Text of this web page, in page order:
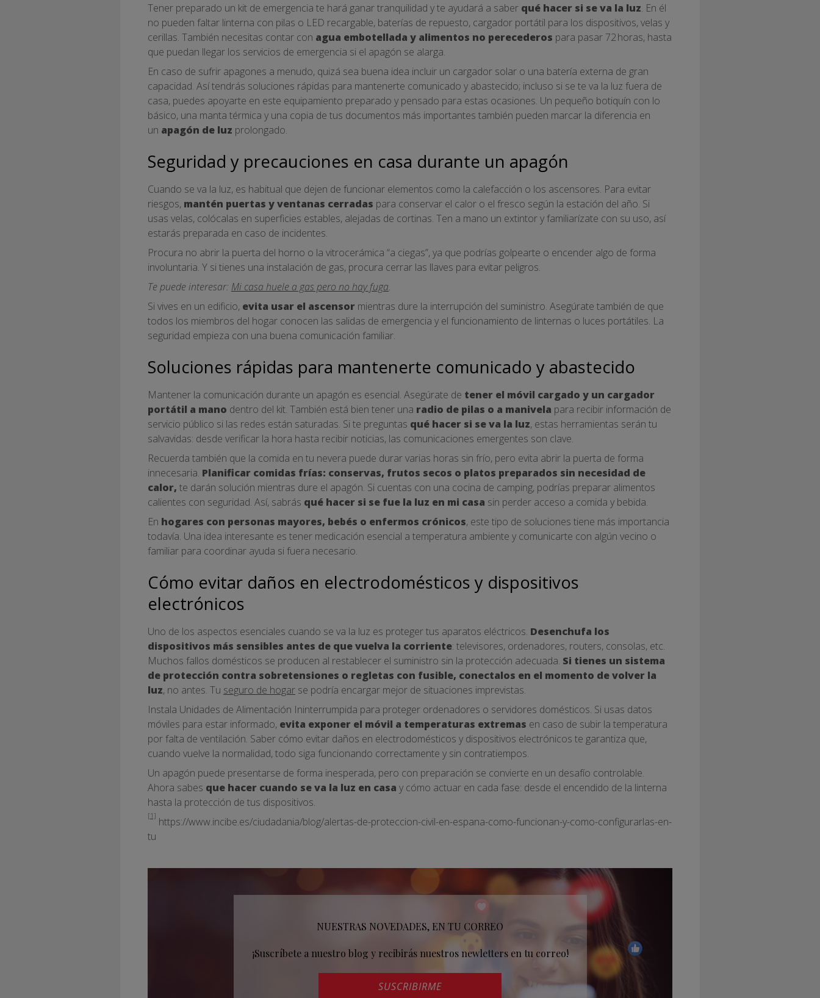
Tener preparado un kit de emergencia te hará ganar tranquilidad y te ayudará a saber qué hacer si se va la luz. En él
no pueden faltar linterna con pilas o LED recargable, baterías de repuesto, cargador portátil para los dispositivos, velas y
cerillas. También necesitas contar con agua embotellada y alimentos no perecederos para pasar 72 horas, hasta
que puedan llegar los servicios de emergencia si el apagón se alarga.
En caso de sufrir apagones a menudo, quizá sea buena idea incluir un cargador solar o una batería externa de gran
capacidad. Así tendrás soluciones rápidas para mantenerte comunicado y abastecido; incluso si se te va la luz fuera de
casa, puedes apoyarte en este equipamiento preparado y pensado para estas ocasiones. Un pequeño botiquín con lo
básico, una manta térmica y una copia de tus documentos más importantes también pueden marcar la diferencia en
un apagón de luz prolongado.
Seguridad y precauciones en casa durante un apagón
Cuando se va la luz, es habitual que dejen de funcionar elementos como la calefacción o los ascensores. Para evitar
riesgos, mantén puertas y ventanas cerradas para conservar el calor o el fresco según la estación del año. Si
usas velas, colócalas en superficies estables, alejadas de cortinas. Ten a mano un extintor y familiarízate con su uso, así
estarás preparada en caso de incidentes.
Procura no abrir la puerta del horno o la vitrocerámica “a ciegas”, ya que podrías golpearte o encender algo de forma
involuntaria. Y si tienes una instalación de gas, procura cerrar las llaves para evitar peligros.
Te puede interesar: Mi casa huele a gas pero no hay fuga.
Si vives en un edificio, evita usar el ascensor mientras dure la interrupción del suministro. Asegúrate también de que
todos los miembros del hogar conocen las salidas de emergencia y el funcionamiento de linternas o luces portátiles. La
seguridad empieza con una buena comunicación familiar.
Soluciones rápidas para mantenerte comunicado y abastecido
Mantener la comunicación durante un apagón es esencial. Asegúrate de tener el móvil cargado y un cargador
portátil a mano dentro del kit. También está bien tener una radio de pilas o a manivela para recibir información de
servicio público si las redes están saturadas. Si te preguntas qué hacer si se va la luz, estas herramientas serán tu
salvavidas: desde verificar la hora hasta recibir noticias, las comunicaciones emergentes son clave.
Recuerda también que la comida en tu nevera puede durar varias horas sin frío, pero evita abrir la puerta de forma
innecesaria. Planificar comidas frías: conservas, frutos secos o platos preparados sin necesidad de
calor, te darán solución mientras dure el apagón. Si cuentas con una cocina de camping, podrías preparar alimentos
calientes con seguridad. Así, sabrás qué hacer si se fue la luz en mi casa sin perder acceso a comida y bebida.
En hogares con personas mayores, bebés o enfermos crónicos, este tipo de soluciones tiene más importancia
todavía. Una idea interesante es tener medicación esencial a temperatura ambiente y comunicarte con algún vecino o
familiar para coordinar ayuda si fuera necesario.
Cómo evitar daños en electrodomésticos y dispositivos
electrónicos
Uno de los aspectos esenciales cuando se va la luz es proteger tus aparatos eléctricos. Desenchufa los
dispositivos más sensibles antes de que vuelva la corriente: televisores, ordenadores, routers, consolas, etc.
Muchos fallos domésticos se producen al restablecer el suministro sin la protección adecuada. Si tienes un sistema
de protección contra sobretensiones o regletas con fusible, conectalos en el momento de volver la
luz, no antes. Tu seguro de hogar se podría encargar mejor de situaciones imprevistas.
Instala Unidades de Alimentación Ininterrumpida para proteger ordenadores o servidores domésticos. Si usas datos
móviles para estar informado, evita exponer el móvil a temperaturas extremas en caso de subir la temperatura
por falta de ventilación. Saber cómo evitar daños en electrodomésticos y dispositivos electrónicos te garantiza que,
cuando vuelve la normalidad, todo siga funcionando correctamente y sin contratiempos.
Un apagón puede presentarse de forma inesperada, pero con preparación se convierte en un desafío controlable.
Ahora sabes que hacer cuando se va la luz en casa y cómo actuar en cada fase: desde el encendido de la linterna
hasta la protección de tus dispositivos.
[1] https://www.incibe.es/ciudadania/blog/alertas-de-proteccion-civil-en-espana-como-funcionan-y-como-configurarlas-en-
tu
NUESTRAS NOVEDADES, EN TU CORREO
¡Suscríbete a nuestro blog y recibirás nuestros newletters en tu correo!
SUSCRIBIRME